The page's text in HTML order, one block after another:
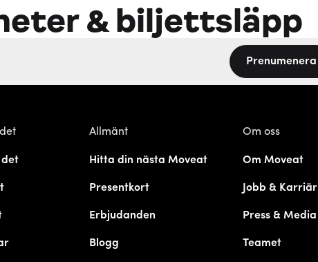
& biljettsläpp
Prenumenera
det
Allmänt
Hitta din nästa Moveat
Presentkort
Erbjudanden
Blogg
Om oss
Om Moveat
Jobb & Karriär
Press & Media
Teamet